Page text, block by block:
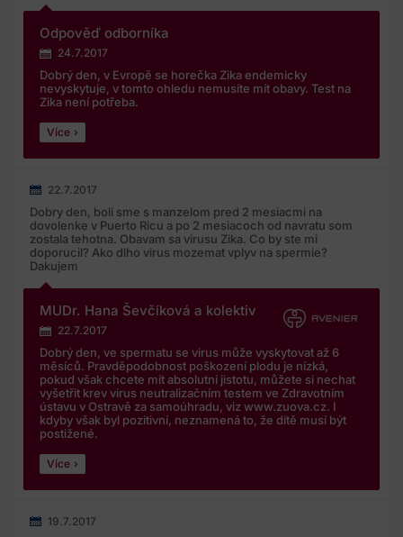
Odpověď odborníka
24.7.2017
Dobrý den, v Evropě se horečka Zika endemicky
nevyskytuje, v tomto ohledu nemusíte mít obavy. Test na
Zika není potřeba.
Více
22.7.2017
Dobry den, boli sme s manzelom pred 2 mesiacmi na
dovolenke v Puerto Ricu a po 2 mesiacoch od navratu som
zostala tehotna. Obavam sa virusu Zika. Co by ste mi
doporucil? Ako dlho virus mozemat vplyv na spermie?
Dakujem
MUDr. Hana Ševčíková a kolektiv
22.7.2017
Dobrý den, ve spermatu se virus může vyskytovat až 6
měsíců. Pravděpodobnost poškození plodu je nízká,
pokud však chcete mít absolutní jistotu, můžete si nechat
vyšetřit krev virus neutralizačním testem ve Zdravotním
ústavu v Ostravě za samoúhradu, viz www.zuova.cz. I
kdyby však byl pozitivní, neznamená to, že dítě musí být
postižené.
Více
19.7.2017